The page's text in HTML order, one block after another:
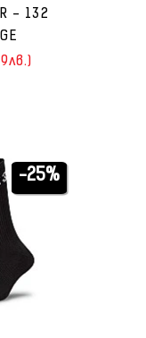
- 132
-25%